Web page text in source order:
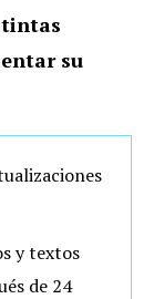
su
y textos
de 24